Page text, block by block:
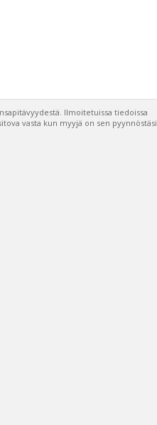
Ilmoitetuissa tiedoissa
vasta kun myyjä on sen pyynnöstäsi